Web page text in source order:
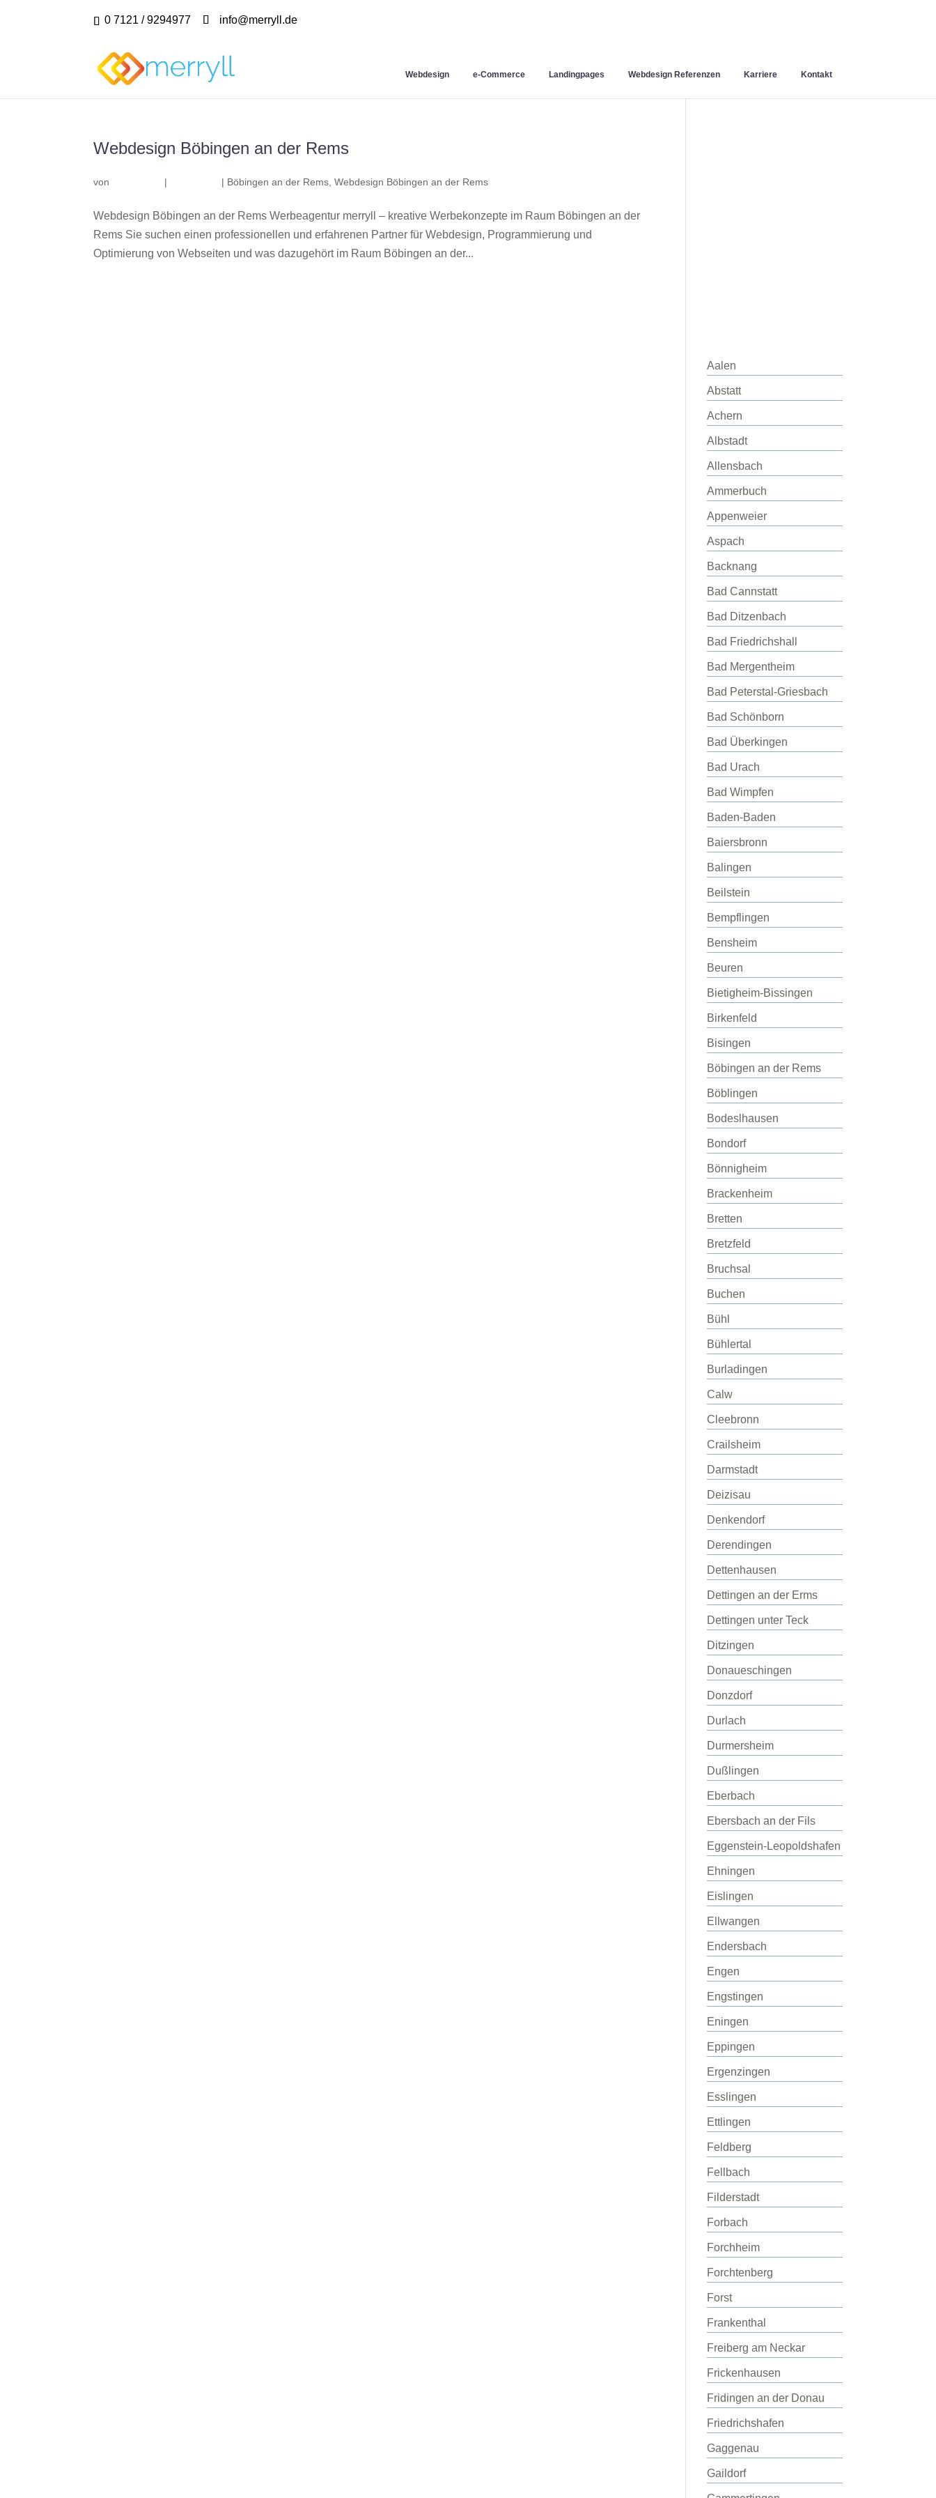
0 7121 / 9294977 info@merryll.de
Webdesign e-Commerce Landingpages Webdesign Referenzen Karriere Kontakt
Webdesign Böbingen an der Rems
von | | Böbingen an der Rems ,Webdesign Böbingen an der Rems
Webdesign Böbingen an der Rems Werbeagentur merryll – kreative Werbekonzepte im Raum Böbingen an der
Rems Sie suchen einen professionellen und erfahrenen Partner für Webdesign, Programmierung und
Optimierung von Webseiten und was dazugehört im Raum Böbingen an der...
Aalen
Abstatt
Achern
Albstadt
Allensbach
Ammerbuch
Appenweier
Aspach
Backnang
Bad Cannstatt
Bad Ditzenbach
Bad Friedrichshall
Bad Mergentheim
Bad Peterstal-Griesbach
Bad Schönborn
Bad Überkingen
Bad Urach
Bad Wimpfen
Baden-Baden
Baiersbronn
Balingen
Beilstein
Bempflingen
Bensheim
Beuren
Bietigheim-Bissingen
Birkenfeld
Bisingen
Böbingen an der Rems
Böblingen
Bodeslhausen
Bondorf
Bönnigheim
Brackenheim
Bretten
Bretzfeld
Bruchsal
Buchen
Bühl
Bühlertal
Burladingen
Calw
Cleebronn
Crailsheim
Darmstadt
Deizisau
Denkendorf
Derendingen
Dettenhausen
Dettingen an der Erms
Dettingen unter Teck
Ditzingen
Donaueschingen
Donzdorf
Durlach
Durmersheim
Dußlingen
Eberbach
Ebersbach an der Fils
Eggenstein-Leopoldshafen
Ehningen
Eislingen
Ellwangen
Endersbach
Engen
Engstingen
Eningen
Eppingen
Ergenzingen
Esslingen
Ettlingen
Feldberg
Fellbach
Filderstadt
Forbach
Forchheim
Forchtenberg
Forst
Frankenthal
Freiberg am Neckar
Frickenhausen
Fridingen an der Donau
Friedrichshafen
Gaggenau
Gaildorf